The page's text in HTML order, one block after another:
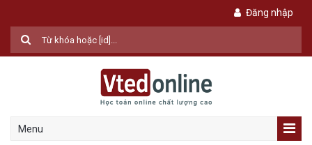
Đăng nhập
Menu